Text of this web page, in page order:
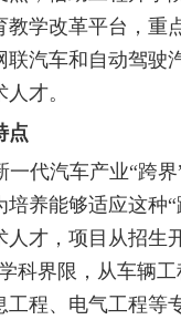
教学改革平台，重
联汽车和自动驾驶
才。
点
一代汽车产业“跨
培养能够适应这种
人才，项目从招生
科界限，从车辆工
工程、电气工程等